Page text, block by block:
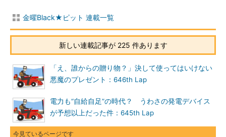
金曜Black★ピット 連載一覧
新しい連載記事が 225 件あります
「え、誰からの贈り物？」決して使ってはいけない
悪魔のプレゼント：646th Lap
電力も“自給自足”の時代？ うわさの発電デバイス
が予想以上だった件：645th Lap